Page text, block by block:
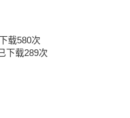
载580次
下载289次